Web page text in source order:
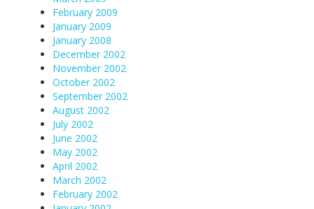
February 2009
January 2009
January 2008
December 2002
November 2002
October 2002
September 2002
August 2002
July 2002
June 2002
May 2002
April 2002
March 2002
February 2002